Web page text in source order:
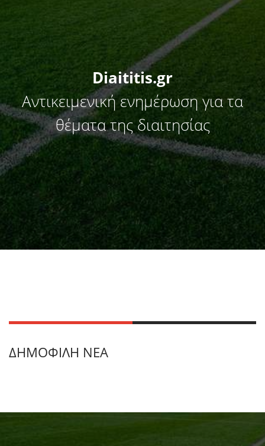
Diaititis.gr
Αντικειμενική ενημέρωση για τα
θέματα της διαιτησίας
ΔΗΜΟΦΙΛΉ ΝΈΑ